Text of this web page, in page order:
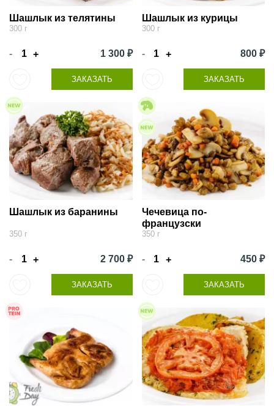
Шашлык из телятины
300 г
- + 1 300 ₽
ЗАКАЗАТЬ
Шашлык из курицы
300 г
- + 800 ₽
ЗАКАЗАТЬ
Шашлык из баранины
350 г
- + 2 700 ₽
ЗАКАЗАТЬ
Чечевица по-
французски
350 г
- + 450 ₽
ЗАКАЗАТЬ